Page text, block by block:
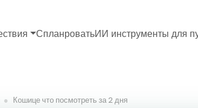
СпланроватьИИ инструменты для
Кошице что посмотреть за 2 дня